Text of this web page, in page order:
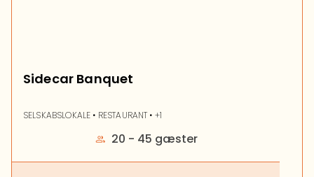
Sidecar Banquet
SELSKABSLOKALE • RESTAURANT • +1
20 - 45 gæster